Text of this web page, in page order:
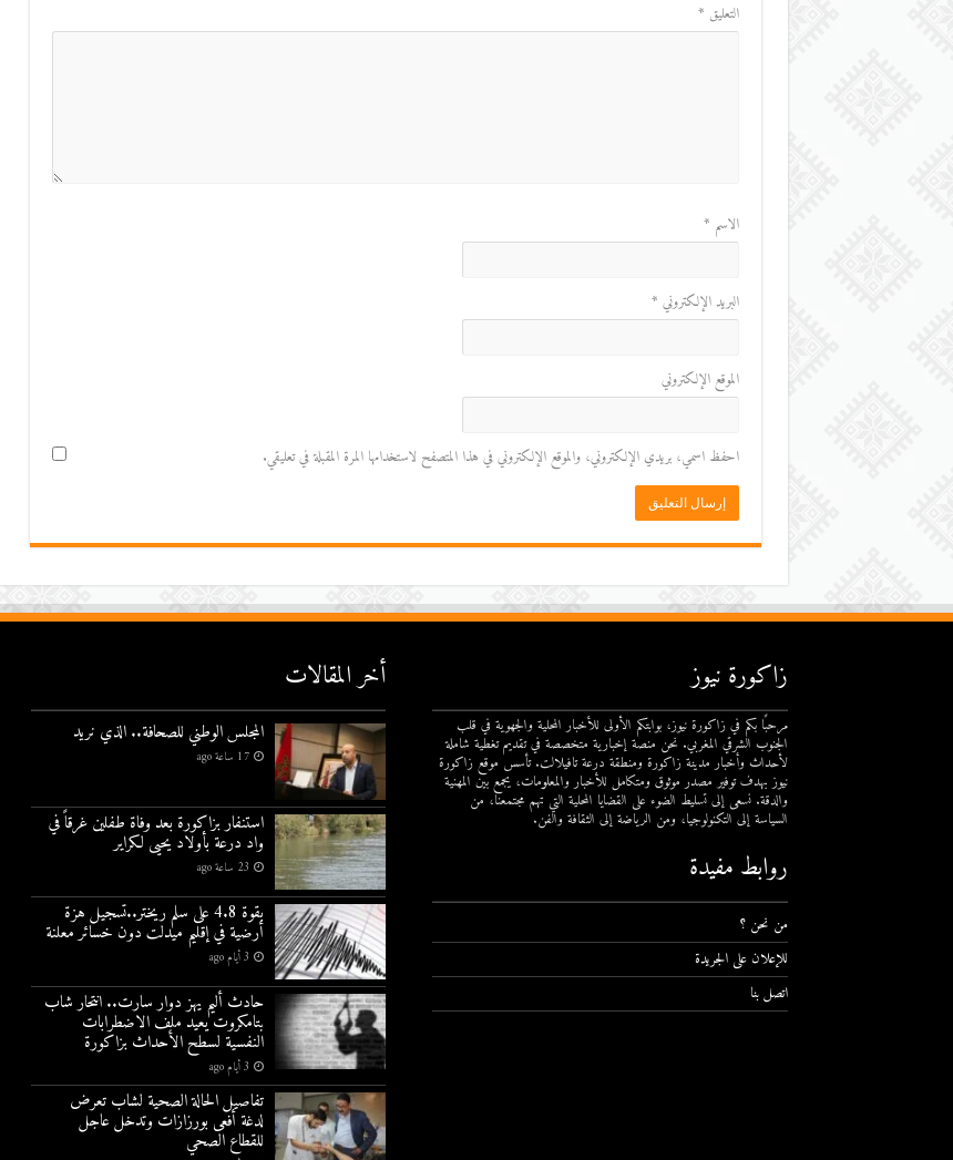
التعليق *
الاسم *
البريد الإلكتروني *
الموقع الإلكتروني
احفظ اسمي، بريدي الإلكتروني، والموقع الإلكتروني في هذا المتصفح لاستخدامها المرة المقبلة في تعليقي.
زاكورة نيوز
مرحبًا بكم في زاكورة نيوز، بوابتكم الأولى للأخبار المحلية والجهوية في قلب
الجنوب الشرقي المغربي. نحن منصة إخبارية متخصصة في تقديم تغطية شاملة
لأحداث وأخبار مدينة زاكورة ومنطقة درعة تافيلالت. تأسس موقع زاكورة
نيوز بهدف توفير مصدر موثوق ومتكامل للأخبار والمعلومات، يجمع بين المهنية
والدقة. نسعى إلى تسليط الضوء على القضايا المحلية التي تهم مجتمعنا، من
السياسة إلى التكنولوجيا، ومن الرياضة إلى الثقافة والفن.
روابط مفيدة
من نحن ؟
للإعلان على الجريدة
اتصل بنا
أخر المقالات
المجلس الوطني للصحافة.. الذي نريد
17 ساعة ago
استنفار بزاكورة بعد وفاة طفلين غرقاً في
واد درعة بأولاد يحيى لكراير
23 ساعة ago
بقوة 4.8 على سلم ريختر..تسجيل هزة
أرضية في إقليم ميدلت دون خسائر معلنة
3 أيام ago
حادث أليم يهز دوار سارت.. انتحار شاب
بتامكروت يعيد ملف الاضطرابات
النفسية لسطح الأحداث بزاكورة
3 أيام ago
تفاصيل الحالة الصحية لشاب تعرض
لدغة أفعى بورزازات وتدخل عاجل
للقطاع الصحي